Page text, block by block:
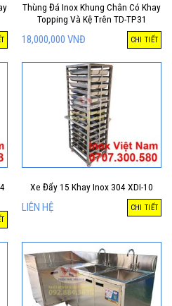
Thùng Đá Inox Khung Chân Có Khay
Topping Và Kệ Trên TD-TP31
18,000,000 VNĐ CHI TIẾT
Xe Đẩy 15 Khay Inox 304 XDI-10
LIÊN HỆ CHI TIẾT